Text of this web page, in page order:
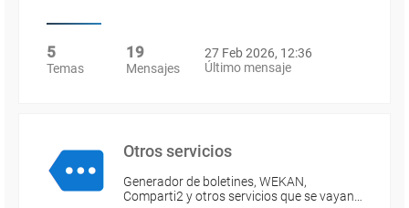
5
Temas
19
Mensajes
27 Feb 2026, 12:36
Último mensaje
Otros servicios
Generador de boletines, WEKAN,
Comparti2 y otros servicios que se vayan…